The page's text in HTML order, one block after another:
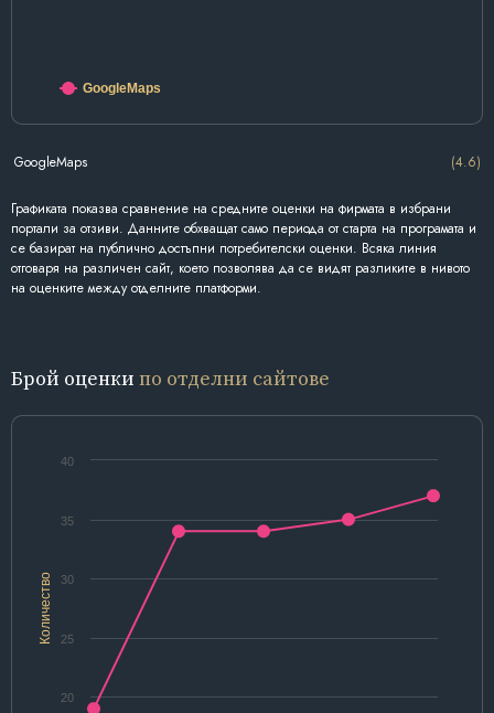
GoogleMaps
GoogleMaps (4.6)
Графиката показва сравнение на средните оценки на фирмата в избрани
портали за отзиви. Данните обхващат само периода от старта на програмата и
се базират на публично достъпни потребителски оценки. Всяка линия
отговаря на различен сайт, което позволява да се видят разликите в нивото
на оценките между отделните платформи.
Брой оценки по отделни сайтове
Количество
20
25
30
35
40